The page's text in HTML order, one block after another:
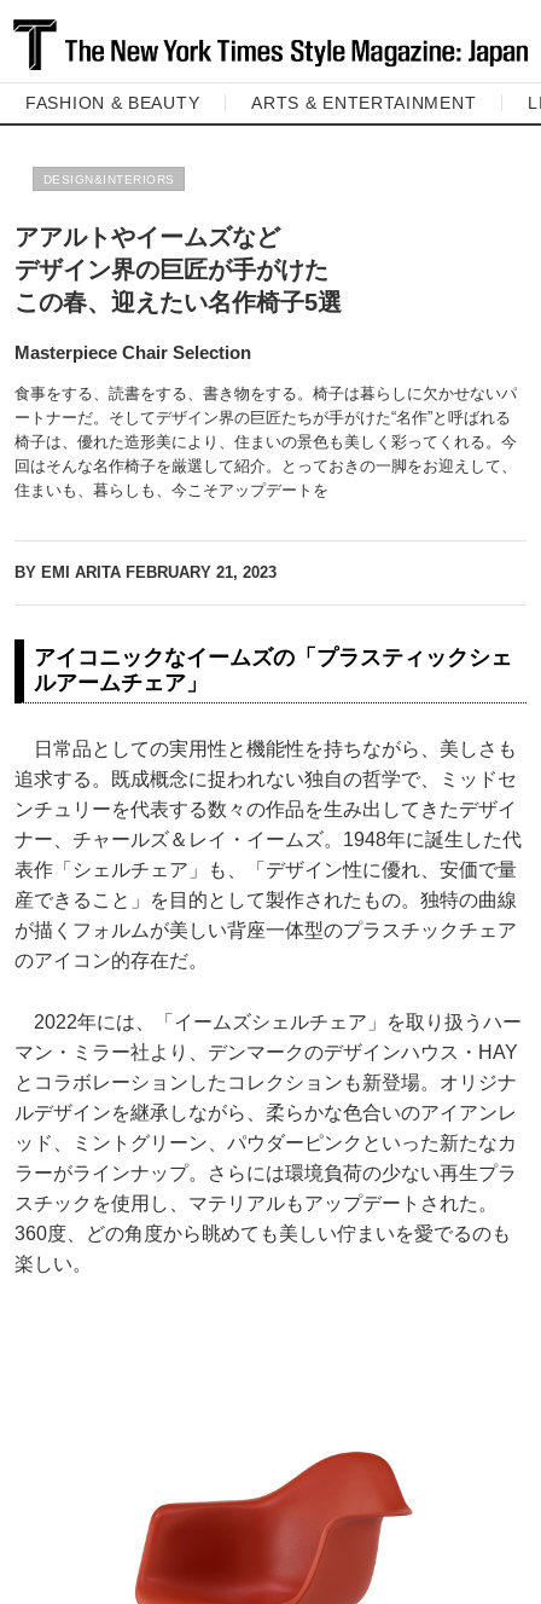
FASHION & BEAUTY ARTS & ENTERTAINMENT
DESIGN&INTERIORS
アアルトやイームズなど
デザイン界の巨匠が手がけた
この春、迎えたい名作椅子5選
Masterpiece Chair Selection
食事をする、読書をする、書き物をする。椅子は暮らしに欠かせないパ
ートナーだ。そしてデザイン界の巨匠たちが手がけた“名作”と呼ばれる
椅子は、優れた造形美により、住まいの景色も美しく彩ってくれる。今
回はそんな名作椅子を厳選して紹介。とっておきの一脚をお迎えして、
住まいも、暮らしも、今こそアップデートを
BY EMI ARITA FEBRUARY 21, 2023
アイコニックなイームズの「プラスティックシェ
ルアームチェア」
日常品としての実用性と機能性を持ちながら、美しさも
追求する。既成概念に捉われない独自の哲学で、ミッドセ
ンチュリーを代表する数々の作品を生み出してきたデザイ
ナー、チャールズ＆レイ・イームズ。1948年に誕生した代
表作「シェルチェア」も、「デザイン性に優れ、安価で量
産できること」を目的として製作されたもの。独特の曲線
が描くフォルムが美しい背座一体型のプラスチックチェア
のアイコン的存在だ。
2022年には、「イームズシェルチェア」を取り扱うハー
マン・ミラー社より、デンマークのデザインハウス・HAY
とコラボレーションしたコレクションも新登場。オリジナ
ルデザインを継承しながら、柔らかな色合いのアイアンレ
ッド、ミントグリーン、パウダーピンクといった新たなカ
ラーがラインナップ。さらには環境負荷の少ない再生プラ
スチックを使用し、マテリアルもアップデートされた。
360度、どの角度から眺めても美しい佇まいを愛でるのも
楽しい。